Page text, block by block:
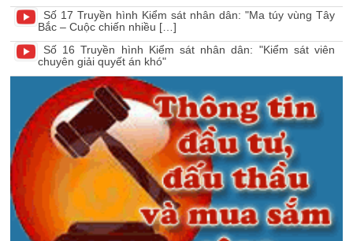
Số 17 Truyền hình Kiểm sát nhân dân: "Ma túy vùng Tây
Bắc – Cuộc chiến nhiều […]
Số 16 Truyền hình Kiểm sát nhân dân: "Kiểm sát viên
chuyên giải quyết án khó"